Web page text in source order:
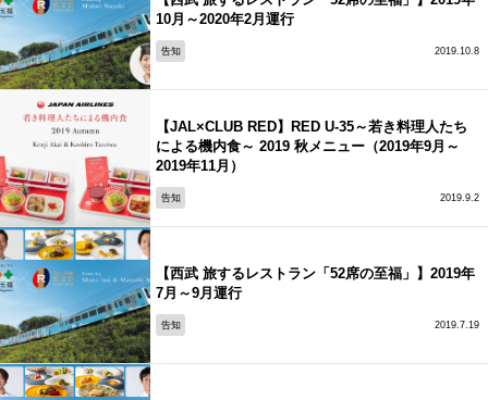
10月～2020年2月運行
告知 2019.10.8
【JAL×CLUB RED】RED U-35～若き料理人たち
による機内食～ 2019 秋メニュー（2019年9月～
2019年11月）
告知 2019.9.2
【西武 旅するレストラン「52席の至福」】2019年
7月～9月運行
告知 2019.7.19